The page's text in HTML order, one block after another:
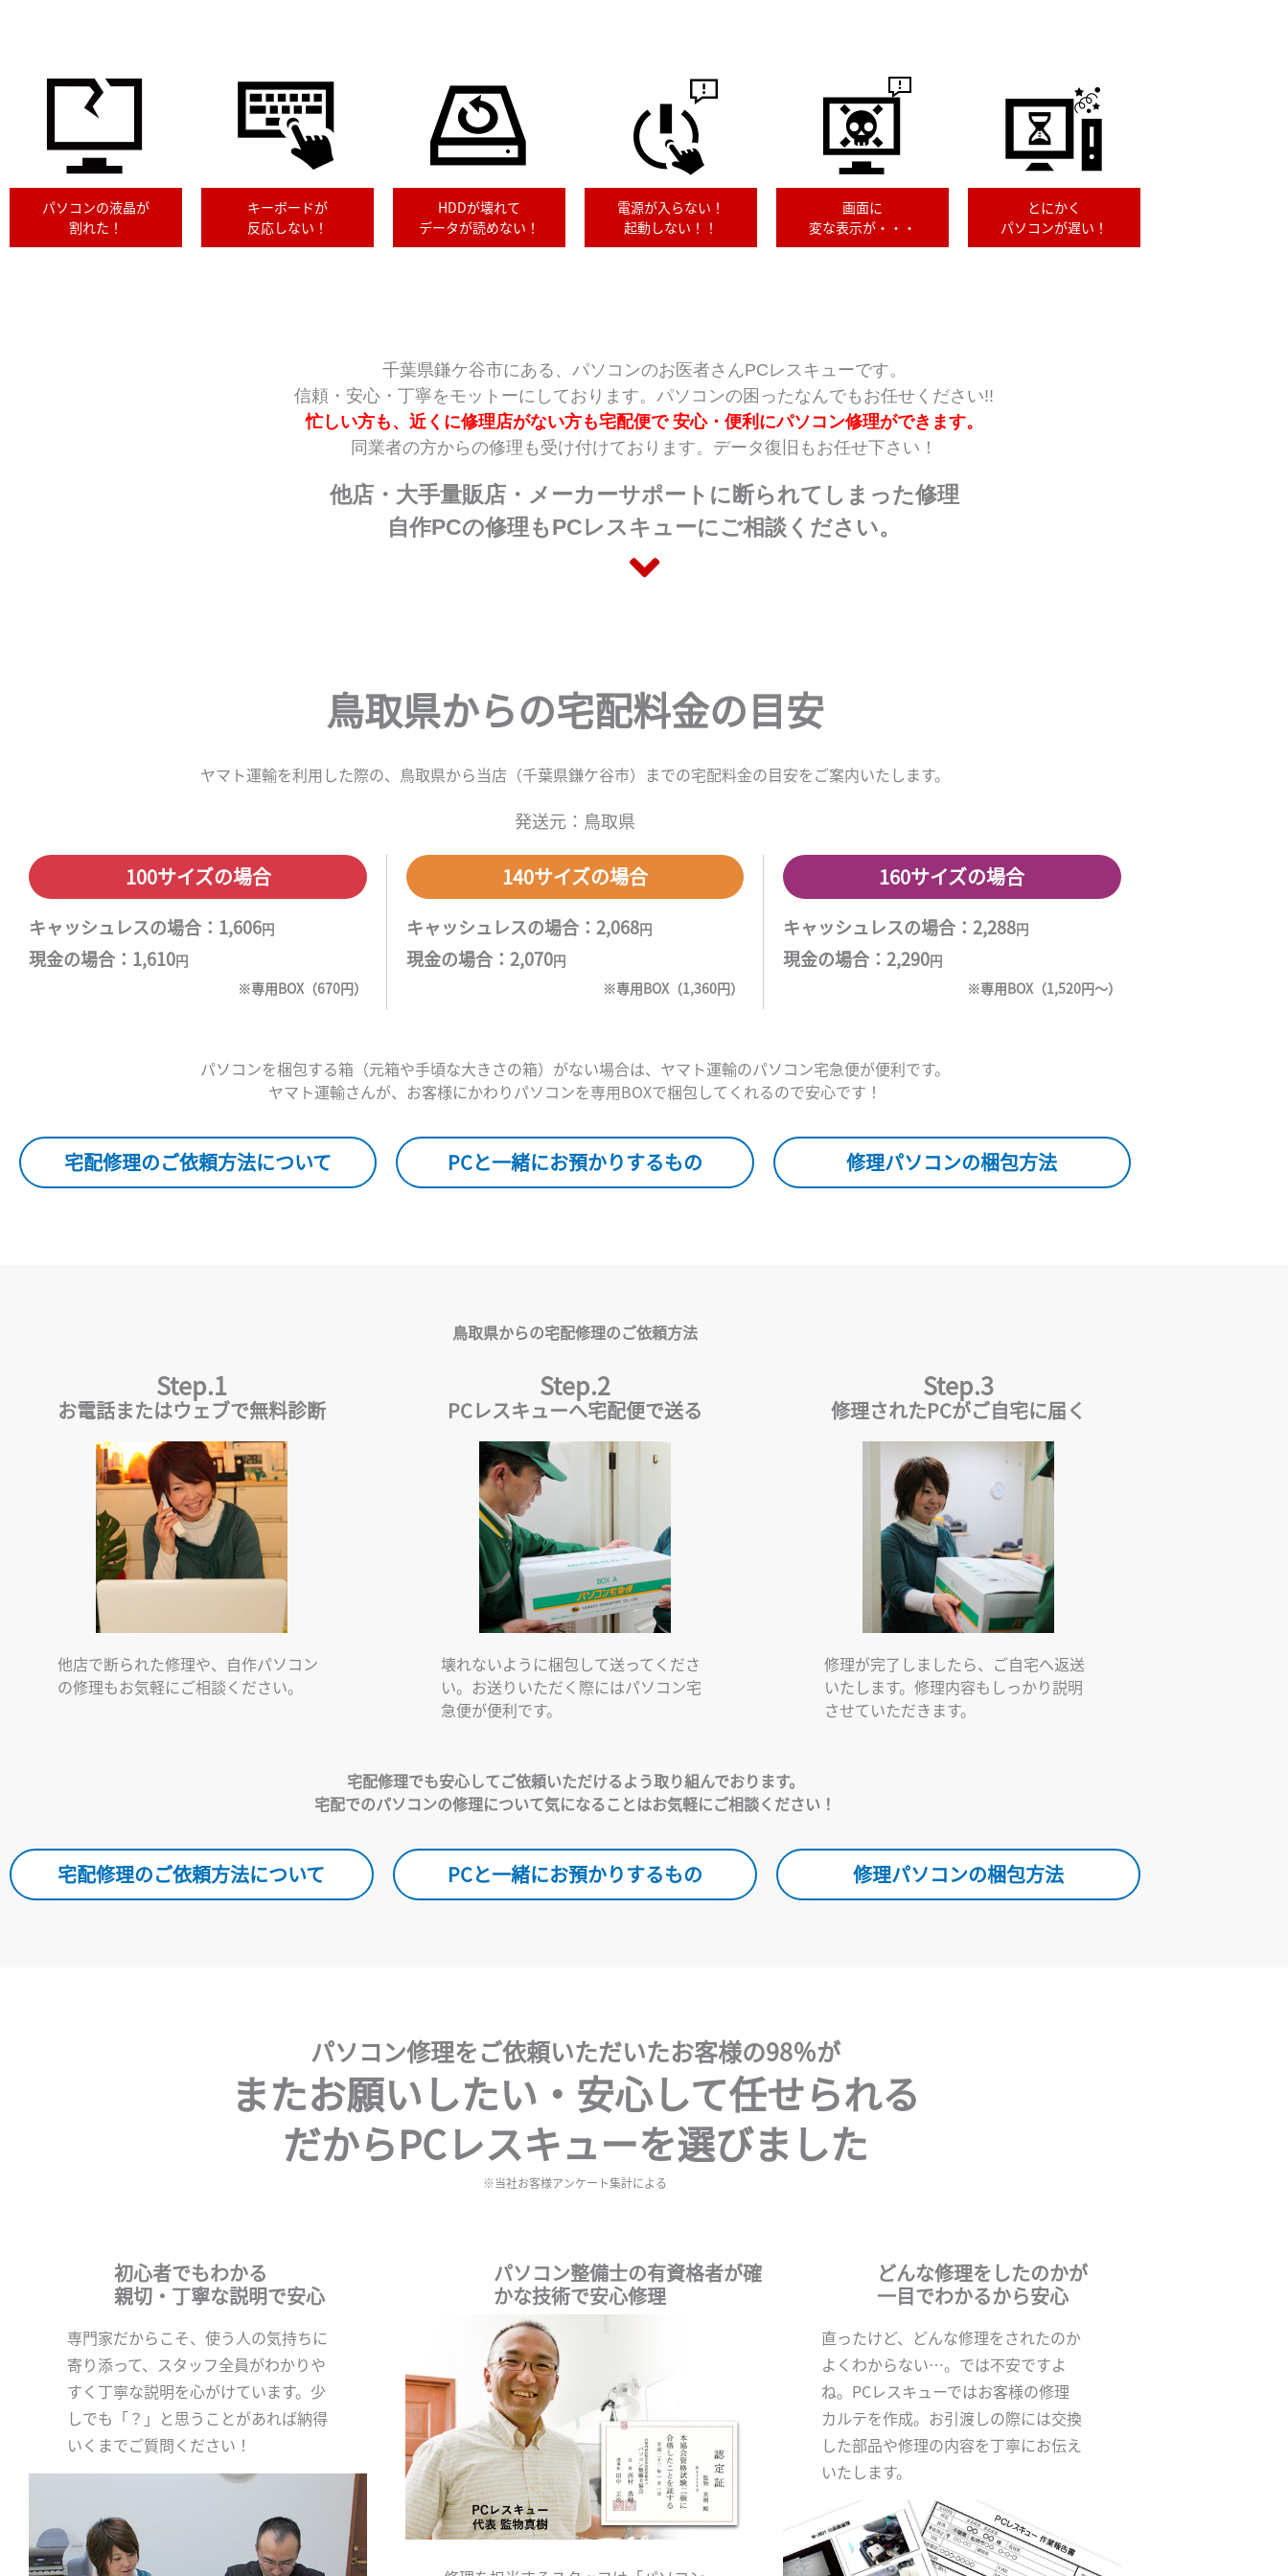
パソコンの液晶が
割れた！
キーボードが
反応しない！
HDDが壊れて
データが読めない！
電源が入らない！
起動しない！！
画面に
変な表示が・・・
とにかく
パソコンが遅い！
千葉県鎌ケ谷市にある、パソコンのお医者さんPCレスキューです。
信頼・安心・丁寧をモットーにしております。パソコンの困ったなんでもお任せください!!
忙しい方も、近くに修理店がない方も宅配便で 安心・便利にパソコン修理ができます。
同業者の方からの修理も受け付けております。データ復旧もお任せ下さい！
他店・大手量販店・メーカーサポートに断られてしまった修理
自作PCの修理もPCレスキューにご相談ください。
鳥取県からの宅配料金の目安
ヤマト運輸を利用した際の、鳥取県から当店（千葉県鎌ケ谷市）までの宅配料金の目安をご案内いたします。
発送元：鳥取県
100サイズの場合
キャッシュレスの場合：1,606円
現金の場合：1,610円
※専用BOX（670円）
140サイズの場合
キャッシュレスの場合：2,068円
現金の場合：2,070円
※専用BOX（1,360円）
160サイズの場合
キャッシュレスの場合：2,288円
現金の場合：2,290円
※専用BOX（1,520円～）
パソコンを梱包する箱（元箱や手頃な大きさの箱）がない場合は、ヤマト運輸のパソコン宅急便が便利です。
ヤマト運輸さんが、お客様にかわりパソコンを専用BOXで梱包してくれるので安心です！
宅配修理のご依頼方法について PCと一緒にお預かりするもの 修理パソコンの梱包方法
鳥取県からの宅配修理のご依頼方法
Step.1
お電話またはウェブで無料診断
他店で断られた修理や、自作パソコン
の修理もお気軽にご相談ください。
Step.2
PCレスキューへ宅配便で送る
壊れないように梱包して送ってくださ
い。お送りいただく際にはパソコン宅
急便が便利です。
Step.3
修理されたPCがご自宅に届く
修理が完了しましたら、ご自宅へ返送
いたします。修理内容もしっかり説明
させていただきます。
宅配修理でも安心してご依頼いただけるよう取り組んでおります。
宅配でのパソコンの修理について気になることはお気軽にご相談ください！
宅配修理のご依頼方法について PCと一緒にお預かりするもの 修理パソコンの梱包方法
パソコン修理をご依頼いただいたお客様の98％が
またお願いしたい・安心して任せられる
だからPCレスキューを選びました
※当社お客様アンケート集計による
初心者でもわかる
親切・丁寧な説明で安心
専門家だからこそ、使う人の気持ちに
寄り添って、スタッフ全員がわかりや
すく丁寧な説明を心がけています。少
しでも「？」と思うことがあれば納得
いくまでご質問ください！
パソコン整備士の有資格者が確
かな技術で安心修理
どんな修理をしたのかが
一目でわかるから安心
直ったけど、どんな修理をされたのか
よくわからない…。では不安ですよ
ね。PCレスキューではお客様の修理
カルテを作成。お引渡しの際には交換
した部品や修理の内容を丁寧にお伝え
いたします。